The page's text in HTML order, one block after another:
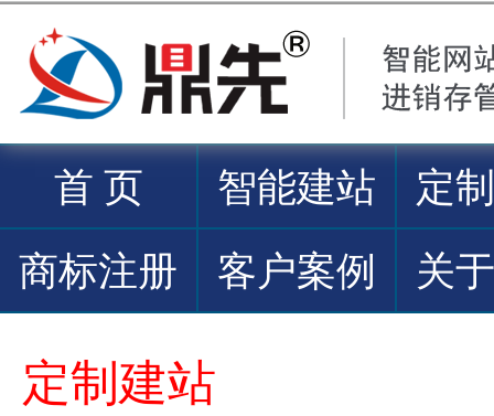
首 页 智能建站
定
商标注册
客户案例 关
定制建站